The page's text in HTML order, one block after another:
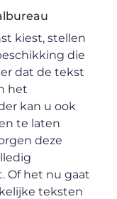
kiest, stellen
die
dat de tekst
het
kan u ook
te laten
deze
Of het nu gaat
teksten